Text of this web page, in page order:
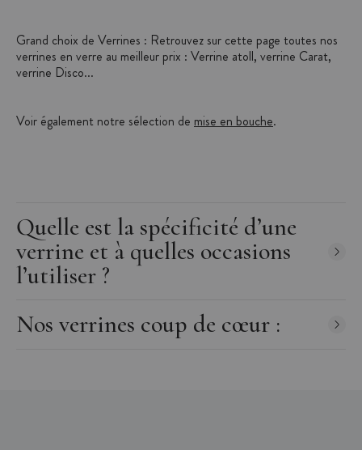
Grand choix de Verrines : Retrouvez sur cette page toutes nos
verrines en verre au meilleur prix : Verrine atoll, verrine Carat,
verrine Disco...
Voir également notre sélection de mise en bouche.
Quelle est la spécificité d’une
verrine et à quelles occasions
l’utiliser ?
Nos verrines coup de cœur :